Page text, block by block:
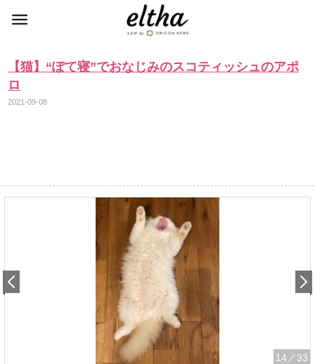
【猫】“ぽて寝”でおなじみのスコティッシュのアポ
ロ
2021-09-08
14 ／33